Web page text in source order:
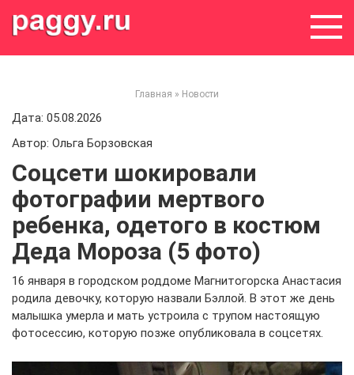
Главная » Новости
Дата: 05.08.2026
Автор: Ольга Борзовская
Соцсети шокировали
фотографии мертвого
ребенка, одетого в костюм
Деда Мороза (5 фото)
16 января в городском роддоме Магнитогорска Анастасия
родила девочку, которую назвали Бэллой. В этот же день
малышка умерла и мать устроила с трупом настоящую
фотосессию, которую позже опубликовала в соцсетях.